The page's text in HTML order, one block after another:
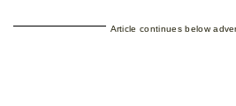
Article continues below